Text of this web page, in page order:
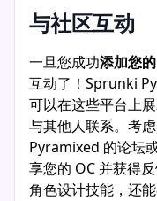
与社区互动
一旦您成功添加您
互动了！Sprunki
可以在这些平台上
与其他人联系。考
Pyramixed 的论坛
享您的 OC 并获得
角色设计技能，还